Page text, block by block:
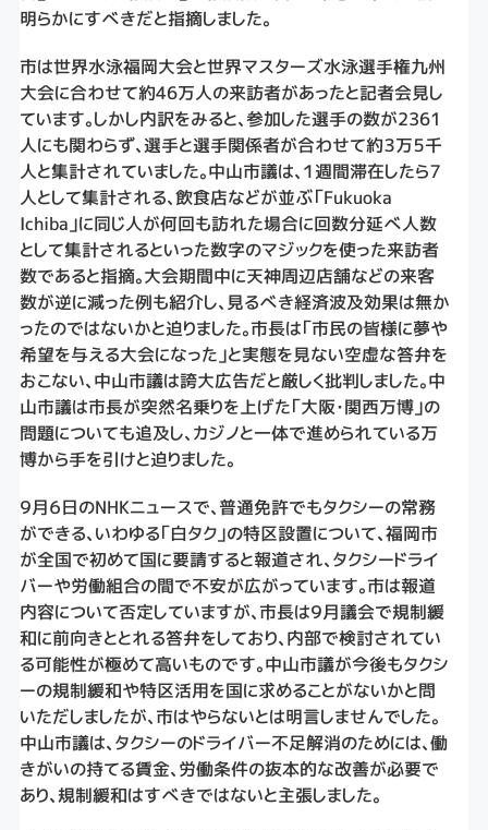
明らかにすべきだと指摘しました。
市は世界水泳福岡大会と世界マスターズ水泳選手権九州
大会に合わせて約46万人の来訪者があったと記者会見し
ています。しかし内訳をみると、参加した選手の数が2361
人にも関わらず、選手と選手関係者が合わせて約３万５千
人と集計されていました。中山市議は、１週間滞在したら７
人として集計される、飲食店などが並ぶ「Fukuoka
Ichiba」に同じ人が何回も訪れた場合に回数分延べ人数
として集計されるといった数字のマジックを使った来訪者
数であると指摘。大会期間中に天神周辺店舗などの来客
数が逆に減った例も紹介し、見るべき経済波及効果は無か
ったのではないかと迫りました。市長は「市民の皆様に夢や
希望を与える大会になった」と実態を見ない空虚な答弁を
おこない、中山市議は誇大広告だと厳しく批判しました。中
山市議は市長が突然名乗りを上げた「大阪・関西万博」の
問題についても追及し、カジノと一体で進められている万
博から手を引けと迫りました。
９月６日のNHKニュースで、普通免許でもタクシーの常務
ができる、いわゆる「白タク」の特区設置について、福岡市
が全国で初めて国に要請すると報道され、タクシードライ
バーや労働組合の間で不安が広がっています。市は報道
内容について否定していますが、市長は９月議会で規制緩
和に前向きととれる答弁をしており、内部で検討されてい
る可能性が極めて高いものです。中山市議が今後もタクシ
ーの規制緩和や特区活用を国に求めることがないかと問
いただしましたが、市はやらないとは明言しませんでした。
中山市議は、タクシーのドライバー不足解消のためには、働
きがいの持てる賃金、労働条件の抜本的な改善が必要で
あり、規制緩和はすべきではないと主張しました。